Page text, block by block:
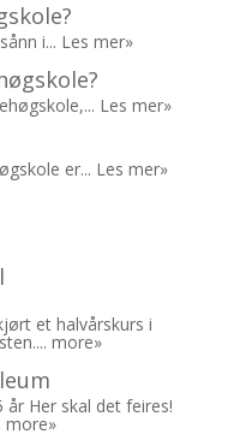
i... Les mer»
Les mer»
er... Les mer»
et halvårskurs i
more»
Her skal det feires!
more»